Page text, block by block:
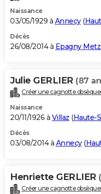
Naissance
03/05/1929 à Annecy(
Décès
26/08/2014 à Epagny
Julie GERLIER (87
Créer une cagnotte
Naissance
20/11/1926 à Villaz (Haute-
Décès
03/08/2014 à Annecy(
Henriette GERLIER
Créer une cagnotte